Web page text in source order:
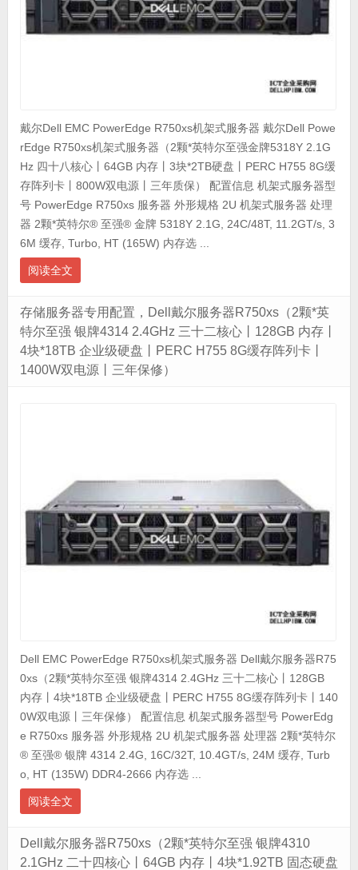
戴尔Dell EMC PowerEdge R750xs机架式服务器 戴尔Dell Powe
rEdge R750xs机架式服务器（2颗*英特尔至强金牌5318Y 2.1G
Hz 四十八核心丨64GB 内存丨3块*2TB硬盘丨PERC H755 8G缓
存阵列卡丨800W双电源丨三年质保） 配置信息 机架式服务器型
号 PowerEdge R750xs 服务器 外形规格 2U 机架式服务器 处理
器 2颗*英特尔® 至强® 金牌 5318Y 2.1G, 24C/48T, 11.2GT/s, 3
6M 缓存, Turbo, HT (165W) 内存选 ...
阅读全文
存储服务器专用配置，Dell戴尔服务器R750xs（2颗*英
特尔至强 银牌4314 2.4GHz 三十二核心丨128GB 内存丨
4块*18TB 企业级硬盘丨PERC H755 8G缓存阵列卡丨
1400W双电源丨三年保修）
Dell EMC PowerEdge R750xs机架式服务器 Dell戴尔服务器R75
0xs（2颗*英特尔至强 银牌4314 2.4GHz 三十二核心丨128GB
内存丨4块*18TB 企业级硬盘丨PERC H755 8G缓存阵列卡丨140
0W双电源丨三年保修） 配置信息 机架式服务器型号 PowerEdg
e R750xs 服务器 外形规格 2U 机架式服务器 处理器 2颗*英特尔
® 至强® 银牌 4314 2.4G, 16C/32T, 10.4GT/s, 24M 缓存, Turb
o, HT (135W) DDR4-2666 内存选 ...
阅读全文
Dell戴尔服务器R750xs（2颗*英特尔至强 银牌4310
2.1GHz 二十四核心丨64GB 内存丨4块*1.92TB 固态硬盘